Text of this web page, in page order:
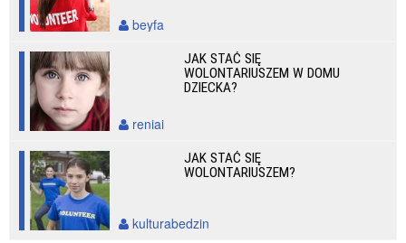
beyfa
JAK STAĆ SIĘ
WOLONTARIUSZEM W DOMU
DZIECKA?
reniai
JAK STAĆ SIĘ
WOLONTARIUSZEM?
kulturabedzin